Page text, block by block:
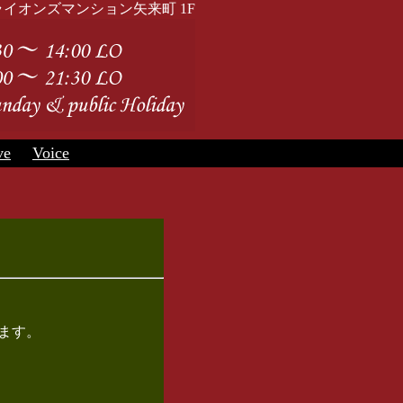
オンズマンション矢来町 1F
Voice
す。